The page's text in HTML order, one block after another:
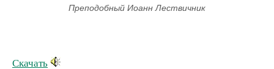
Преподобный Иоанн Лествичник
Скачать